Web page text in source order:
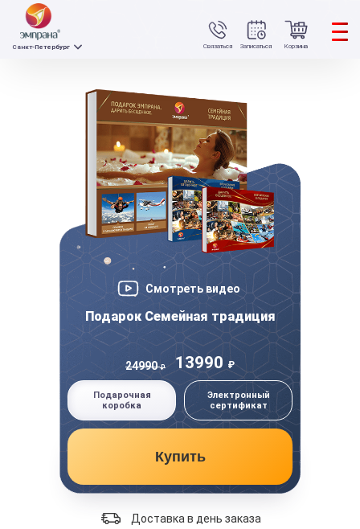
Связаться
Санкт-Петербург Записаться Корзина
Подарок Семейная традиция
24990₽ 13990 ₽
Подарочная
коробка
Электронный
сертификат
Купить
Доставка в день заказа
Смотреть видео